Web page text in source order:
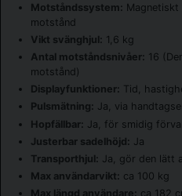
Motståndssystem: Magnetiskt
motstånd
Vikt svänghjul: 1,6 kg
Antal motståndsnivåer: 16
motstånd)
Displayfunktioner: Tid,
Pulsmätning: Ja, via
Hopfällbar: Ja, för smidig
Justerbar sadelhöjd: Ja
Transporthjul: Ja, gör den lätt
Max användarvikt: ca 100 kg
Max längd användare: ca 182